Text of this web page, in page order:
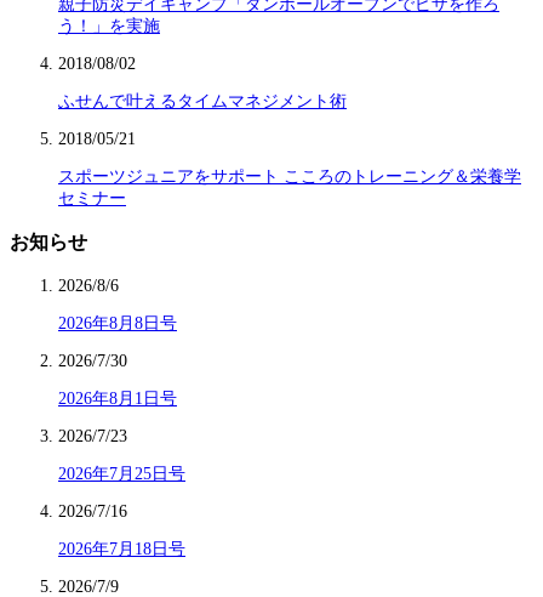
親子防災デイキャンプ「ダンボールオーブンでピザを作ろ
う！」を実施
2018/08/02
ふせんで叶えるタイムマネジメント術
2018/05/21
スポーツジュニアをサポート こころのトレーニング＆栄養学
セミナー
お知らせ
2026/8/6
2026年8月8日号
2026/7/30
2026年8月1日号
2026/7/23
2026年7月25日号
2026/7/16
2026年7月18日号
2026/7/9